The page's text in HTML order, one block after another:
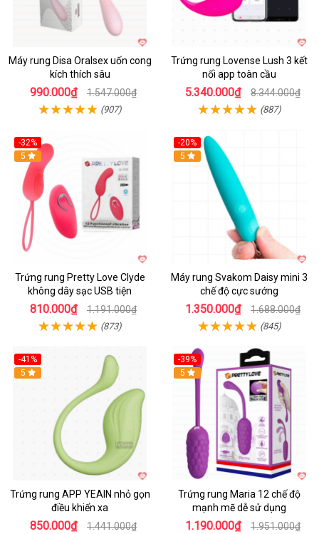
Máy rung Disa Oralsex uốn cong
kích thích sâu
990.000₫ 1.547.000₫
(907)
Trứng rung Lovense Lush 3 kết
nối app toàn cầu
5.340.000₫ 8.344.000₫
(887)
-32%
5
Trứng rung Pretty Love Clyde
không dây sạc USB tiện
810.000₫ 1.191.000₫
(873)
-20%
5
Máy rung Svakom Daisy mini 3
chế độ cực sướng
1.350.000₫ 1.688.000₫
(845)
-41%
Hot
5
Trứng rung APP YEAIN nhỏ gọn
điều khiển xa
850.000₫ 1.441.000₫
-39%
Hot
5
Trứng rung Maria 12 chế độ
mạnh mẽ dễ sử dụng
1.190.000₫ 1.951.000₫